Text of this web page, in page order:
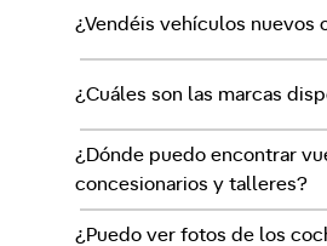
¿Vendéis vehículos nuevos
¿Cuáles son las marcas
¿Dónde puedo encontrar
concesionarios y talleres?
¿Puedo ver fotos de los